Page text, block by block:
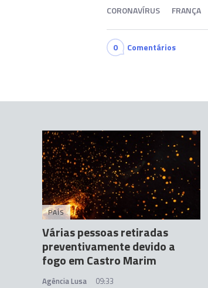
CORONAVÍRUS FRANÇA
0 Comentários
PAÍS
Várias pessoas retiradas
preventivamente devido a
fogo em Castro Marim
Agência Lusa 09:33